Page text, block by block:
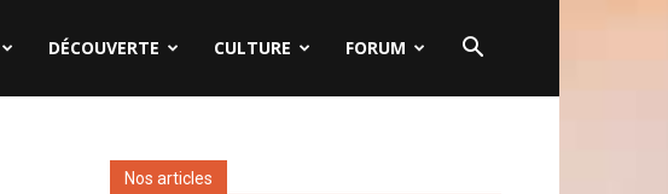
DÉCOUVERTE CULTURE FORUM
Nos articles